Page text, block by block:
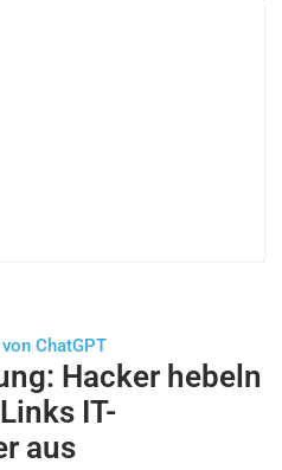
ChatGPT
Hacker hebeln
IT-
aus